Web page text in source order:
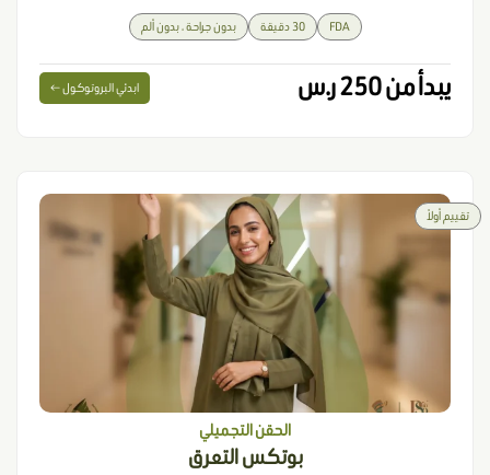
FDA 30 دقيقة بدون جراحة ، بدون ألم
يبدأ من 250 ر.س ابدئي البروتوكول ←
تقييم أولاً
الحقن التجميلي
بوتكس التعرق